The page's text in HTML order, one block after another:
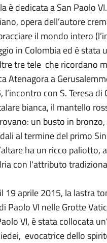
è dedicata a San Paolo
opera dell’autore
il mondo intero
in Colombia ed è stata
tre tele che ricordano
Atenagora a
con S. Teresa
bianca, il mantello
un busto in
al termine del primo
ha un ricco
con l'attributo
19 aprile 2015, la lastra
Paolo VI nelle Grotte
VI, è stata collocata
evocatrice dello